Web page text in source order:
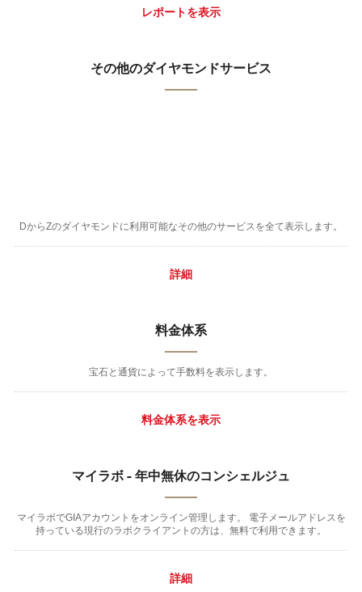
レポートを表示
その他のダイヤモンドサービス
DからZのダイヤモンドに利用可能なその他のサービスを全て表示します。
詳細
料金体系
宝石と通貨によって手数料を表示します。
料金体系を表示
マイラボ - 年中無休のコンシェルジュ
マイラボでGIAアカウントをオンライン管理します。 電子メールアドレスを
持っている現行のラボクライアントの方は、無料で利用できます。
詳細